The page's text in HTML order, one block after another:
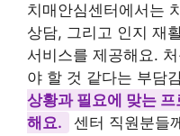
치매안심센터에서는
상담, 그리고 인지 재
서비스를 제공해요.
야 할 것 같다는 부담
상황과 필요에 맞는
해요.
센터 직원분들